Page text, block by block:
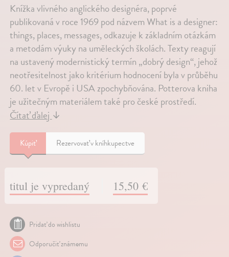
Knížka vlivného anglického designéra, poprvé
publikovaná v roce 1969 pod názvem What is a designer:
things, places, messages, odkazuje k základním otázkám
a metodám výuky na uměleckých školách. Texty reagují
na ustavený modernistický termín „dobrý design“, jehož
neotřesitelnost jako kritérium hodnocení byla v průběhu
60. let v Evropě i USA zpochybňována. Potterova kniha
je užitečným materiálem také pro české prostředí.
Čítať ďalej ↓
Kúpiť Rezervovať v kníhkupectve
titul je vypredaný 15,50 €
Pridať do wishlistu
Odporučiť známemu